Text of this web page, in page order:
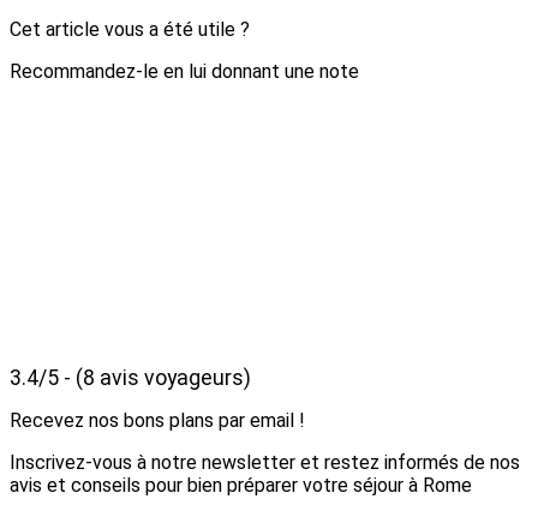
Cet article vous a été utile ?
Recommandez-le en lui donnant une note
3.4/5 - (8 avis voyageurs)
Recevez nos bons plans par email !
Inscrivez-vous à notre newsletter et restez informés de nos
avis et conseils pour bien préparer votre séjour à Rome